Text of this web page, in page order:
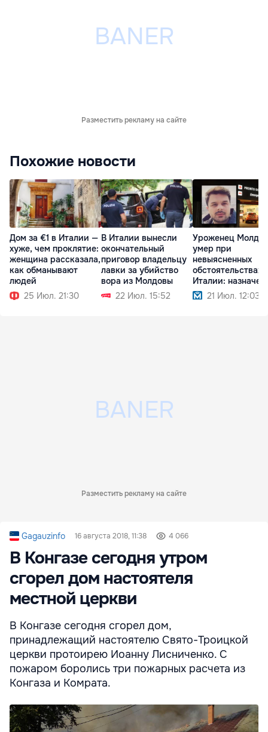
Разместить рекламу на сайте
Похожие новости
Дом за €1 в Италии —
хуже, чем проклятие:
женщина рассказала,
как обманывают
людей
25 Июл. 21:30
В Италии вынесли
окончательный
приговор владельцу
лавки за убийство
вора из Молдовы
22 Июл. 15:52
Уроженец
умер при
невыясненных
обстоятельствах
Италии:
вскрытие
21 Июл. 12:03
Разместить рекламу на сайте
Gagauzinfo 16 августа 2018, 11:38 4 066
В Конгазе сегодня утром
сгорел дом настоятеля
местной церкви
В Конгазе сегодня сгорел дом,
принадлежащий настоятелю Свято-Троицкой
церкви протоирею Иоанну Лисниченко. С
пожаром боролись три пожарных расчета из
Конгаза и Комрата.